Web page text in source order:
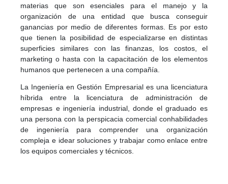
materias que son esenciales para el manejo y la
organización de una entidad que busca conseguir
ganancias por medio de diferentes formas. Es por esto
que tienen la posibilidad de especializarse en distintas
superficies similares con las finanzas, los costos, el
marketing o hasta con la capacitación de los elementos
humanos que pertenecen a una compañía.
La Ingeniería en Gestión Empresarial es una licenciatura
híbrida entre la licenciatura de administración de
empresas e ingeniería industrial, donde el graduado es
una persona con la perspicacia comercial conhabilidades
de ingeniería para comprender una organización
compleja e idear soluciones y trabajar como enlace entre
los equipos comerciales y técnicos.